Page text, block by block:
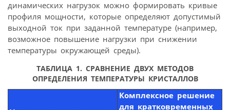
динамических нагрузок можно формировать кривые
профиля мощности, которые определяют допустимый
выходной ток при заданной температуре (например,
возможное повышение нагрузки при снижении
температуры окружающей среды).
ТАБЛИЦА 1. СРАВНЕНИЕ ДВУХ МЕТОДОВ
ОПРЕДЕЛЕНИЯ ТЕМПЕРАТУРЫ КРИСТАЛЛОВ
Комплексное решение
для кратковременных